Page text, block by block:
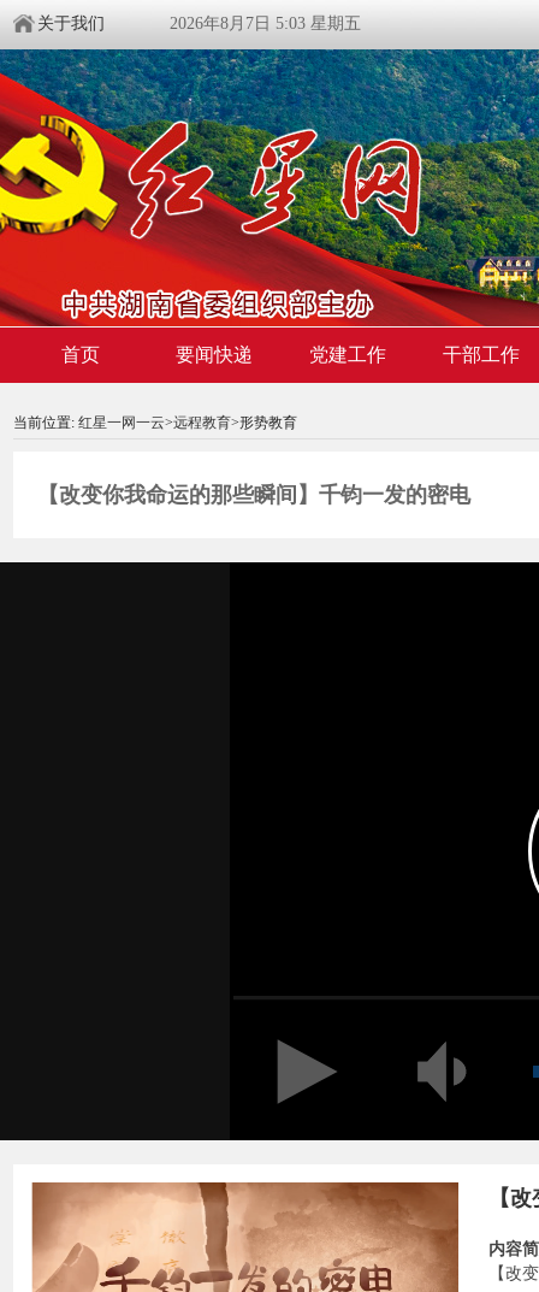
关于我们 2026年8月7日 5:03 星期五
首页 要闻快递 党建工作 干部工作
当前位置: 红星一网一云>远程教育>形势教育
【改变你我命运的那些瞬间】千钧一发的密电
00:00:00 / 00:00
【
内容
【改